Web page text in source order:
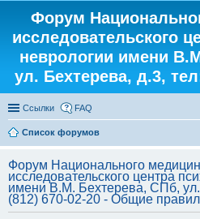
Форум
исследовательского
неврологии имени
ул. Бехтерева, д.3,
Ссылки FAQ
Список форумов
Форум Национального
исследовательского центра
имени В.М. Бехтерева, СПб, ул.
(812) 670-02-20 - Общие